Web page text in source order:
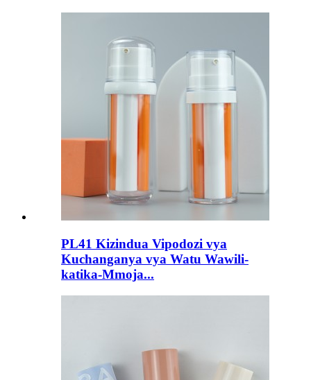
PL41 Kizindua Vipodozi vya
Kuchanganya vya Watu Wawili-
katika-Mmoja...